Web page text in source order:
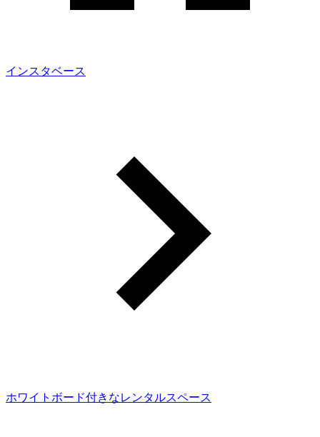
インスタベース
ホワイトボード付きなレンタルスペース